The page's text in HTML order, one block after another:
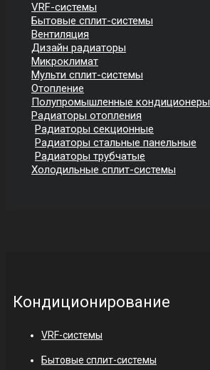
VRF-системы
Бытовые сплит-системы
Вентиляция
Дизайн радиаторы
Микроклимат
Мульти сплит-системы
Отопление
Полупромышленные кондиционеры
Радиаторы отопления
Радиаторы секционные
Радиаторы стальные панельные
Радиаторы трубчатые
Холодильные сплит-системы
Кондиционирование
VRF-системы
Бытовые сплит-системы